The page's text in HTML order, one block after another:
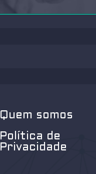
Quem somos
Política de
Privacidade